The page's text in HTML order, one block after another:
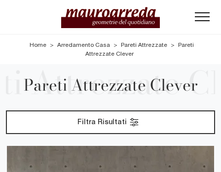
Home > Arredamento Casa > Pareti Attrezzate > Pareti
Attrezzate Clever
Pareti Attrezzate Clever
Filtra Risultati